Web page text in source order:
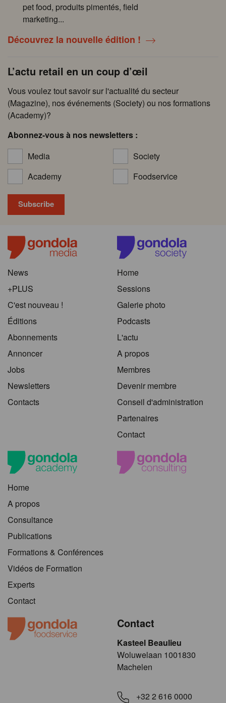
pet food, produits pimentés, field
marketing...
Découvrez la nouvelle édition !
L’actu retail en un coup d’œil
Vous voulez tout savoir sur l'actualité du secteur
(Magazine), nos événements (Society) ou nos formations
(Academy)?
Abonnez-vous à nos newsletters :
Media
Society
Academy
Foodservice
News
+PLUS
C'est nouveau !
Éditions
Abonnements
Annoncer
Jobs
Newsletters
Contacts
Home
Sessions
Galerie photo
Podcasts
L'actu
A propos
Membres
Devenir membre
Conseil d'administration
Partenaires
Contact
Home
A propos
Consultance
Publications
Formations & Conférences
Vidéos de Formation
Experts
Contact
Contact
Kasteel Beaulieu
​​​Woluwelaan 1001830
Machelen
+32 2 616 0000